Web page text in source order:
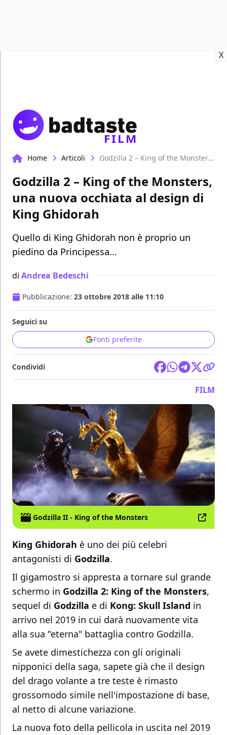
X
FILM
Home Articoli Godzilla 2 – King of the Monsters, una nuova occhiata al design di King Ghidorah
Godzilla 2 – King of the Monsters,
una nuova occhiata al design di
King Ghidorah
Quello di King Ghidorah non è proprio un
piedino da Principessa...
di Andrea Bedeschi
Pubblicazione: 23 ottobre 2018 alle 11:10
Seguici su
Fonti preferite
Condividi
FILM
Godzilla II - King of the Monsters
King Ghidorah è uno dei più celebri
antagonisti di Godzilla.
Il gigamostro si appresta a tornare sul grande
schermo in Godzilla 2: King of the Monsters,
sequel di Godzilla e di Kong: Skull Island in
arrivo nel 2019 in cui darà nuovamente vita
alla sua "eterna" battaglia contro Godzilla.
Se avete dimestichezza con gli originali
nipponici della saga, sapete già che il design
del drago volante a tre teste è rimasto
grossomodo simile nell'impostazione di base,
al netto di alcune variazione.
La nuova foto della pellicola in uscita nel 2019